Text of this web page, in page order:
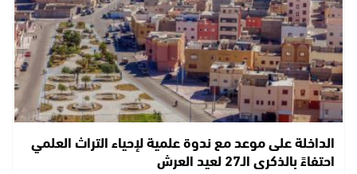
الداخلة على موعد مع ندوة علمية لإحياء التراث العلمي
احتفاءً بالذكرى الـ27 لعيد العرش